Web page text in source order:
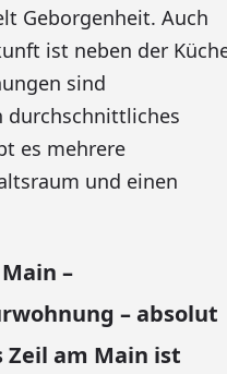
Geborgenheit. Auch
ist neben der
sind
durchschnittliches
es mehrere
und einen
–
– absolut
am Main ist